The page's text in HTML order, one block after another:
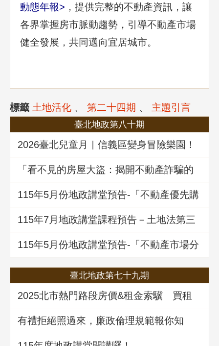
動態年報> ，提供完整的不動產資訊，讓
各界掌握房市脈動趨勢，引導不動產市場
健全發展，共同邁向宜居城市。
標籤 土地活化 、 第二十四期 、 主題引言
臺北地政第八十期
2026臺北兒童月｜信義區變身冒險樂園！
地政局邀你解鎖《Once in Taipei》拿好禮
「看不見的房屋大盜：揭開不動產詐騙的
五大陰謀」地政講堂回顧
115年5月份地政講堂預告-「不動產優先購
買權實務暨相關問題解析」
115年7月地政講堂課程預告－土地法第三
十四條之一多數決處分共有土地爭議問題
解析
115年5月份地政講堂預告-「不動產市場分
析、趨勢展望及政府治理之道」
臺北地政第七十九期
2025北市熱門路段房價&租金索驥 買租
資訊馬上懂
有禮拒絕照過來，廉政倫理規範報你知